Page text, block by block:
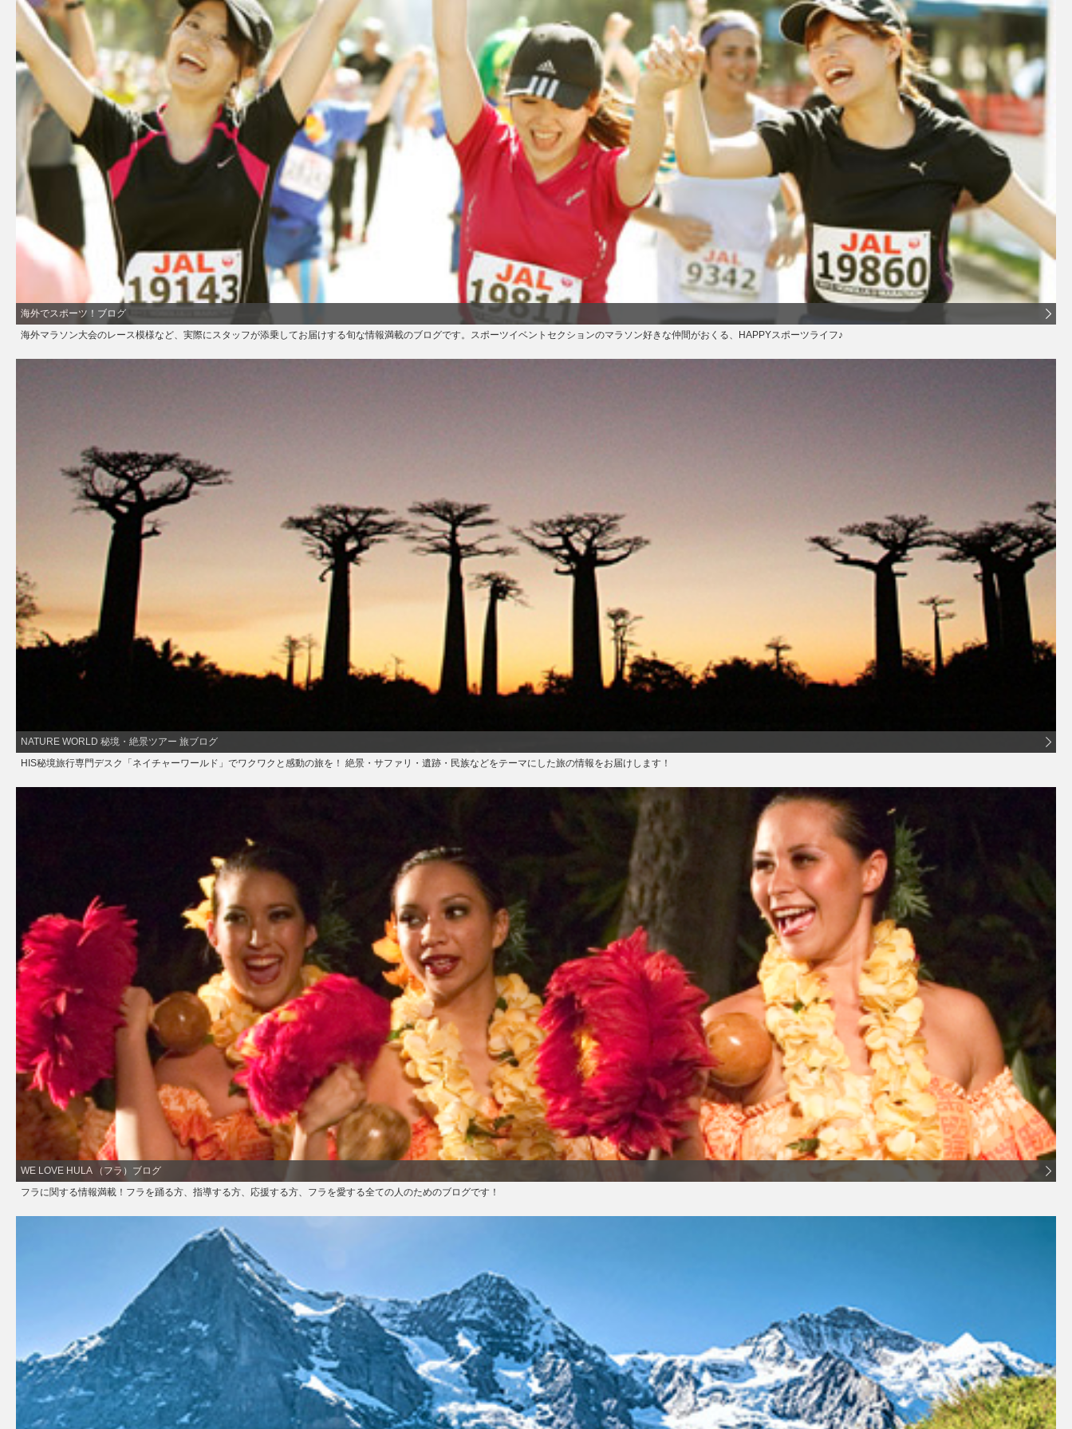
海外でスポーツ！ブログ
海外マラソン大会のレース模様など、実際にスタッフが添乗してお届けする旬な情報満載のブログです。スポーツイベントセクションのマラソン好きな仲間がおくる、HAPPYスポーツライフ♪
NATURE WORLD 秘境・絶景ツアー 旅ブログ
HIS秘境旅行専門デスク「ネイチャーワールド」でワクワクと感動の旅を！ 絶景・サファリ・遺跡・民族などをテーマにした旅の情報をお届けします！
WE LOVE HULA （フラ）ブログ
フラに関する情報満載！フラを踊る方、指導する方、応援する方、フラを愛する全ての人のためのブログです！